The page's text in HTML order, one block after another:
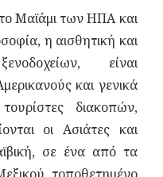
Μαϊάμι των ΗΠΑ και
η αισθητική και
είναι
και γενικά
διακοπών,
οι Ασιάτες και
σε ένα από τα